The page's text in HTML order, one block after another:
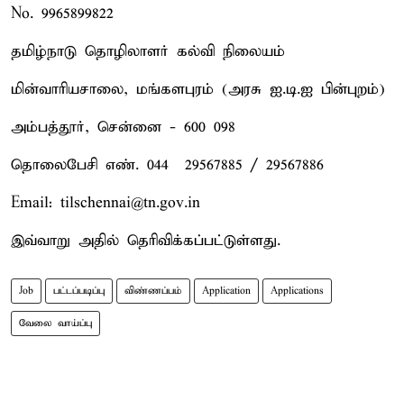
No. 9965899822
தமிழ்நாடு தொழிலாளர் கல்வி நிலையம்
மின்வாரியசாலை, மங்களபுரம் (அரசு ஐ.டி.ஐ பின்புறம்)
அம்பத்தூர், சென்னை - 600 098
தொலைபேசி எண். 044 – 29567885 / 29567886
Email: tilschennai@tn.gov.in
இவ்வாறு அதில் தெரிவிக்கப்பட்டுள்ளது.
Job பட்டப்படிப்பு விண்ணப்பம் Application Applications
வேலை வாய்ப்பு